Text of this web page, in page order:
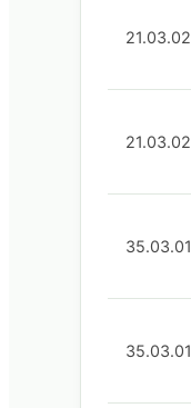
21.03.02
21.03.02
35.03.01
35.03.01